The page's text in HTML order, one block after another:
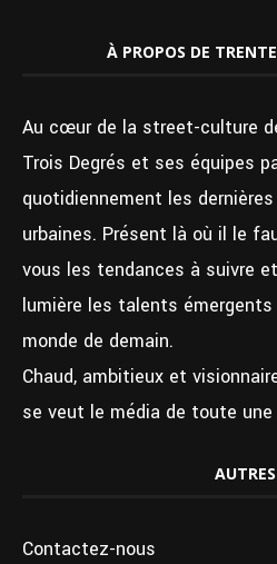
À PROPOS DE
Au cœur de la street-culture
Trois Degrés et ses équipes
quotidiennement les
urbaines. Présent là où il le
vous les tendances à suivre
lumière les talents
monde de demain.
Chaud, ambitieux et
se veut le média de toute une
Contactez-nous